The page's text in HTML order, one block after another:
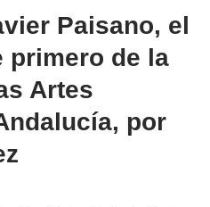
Paisano, el
primero de la
Artes
por